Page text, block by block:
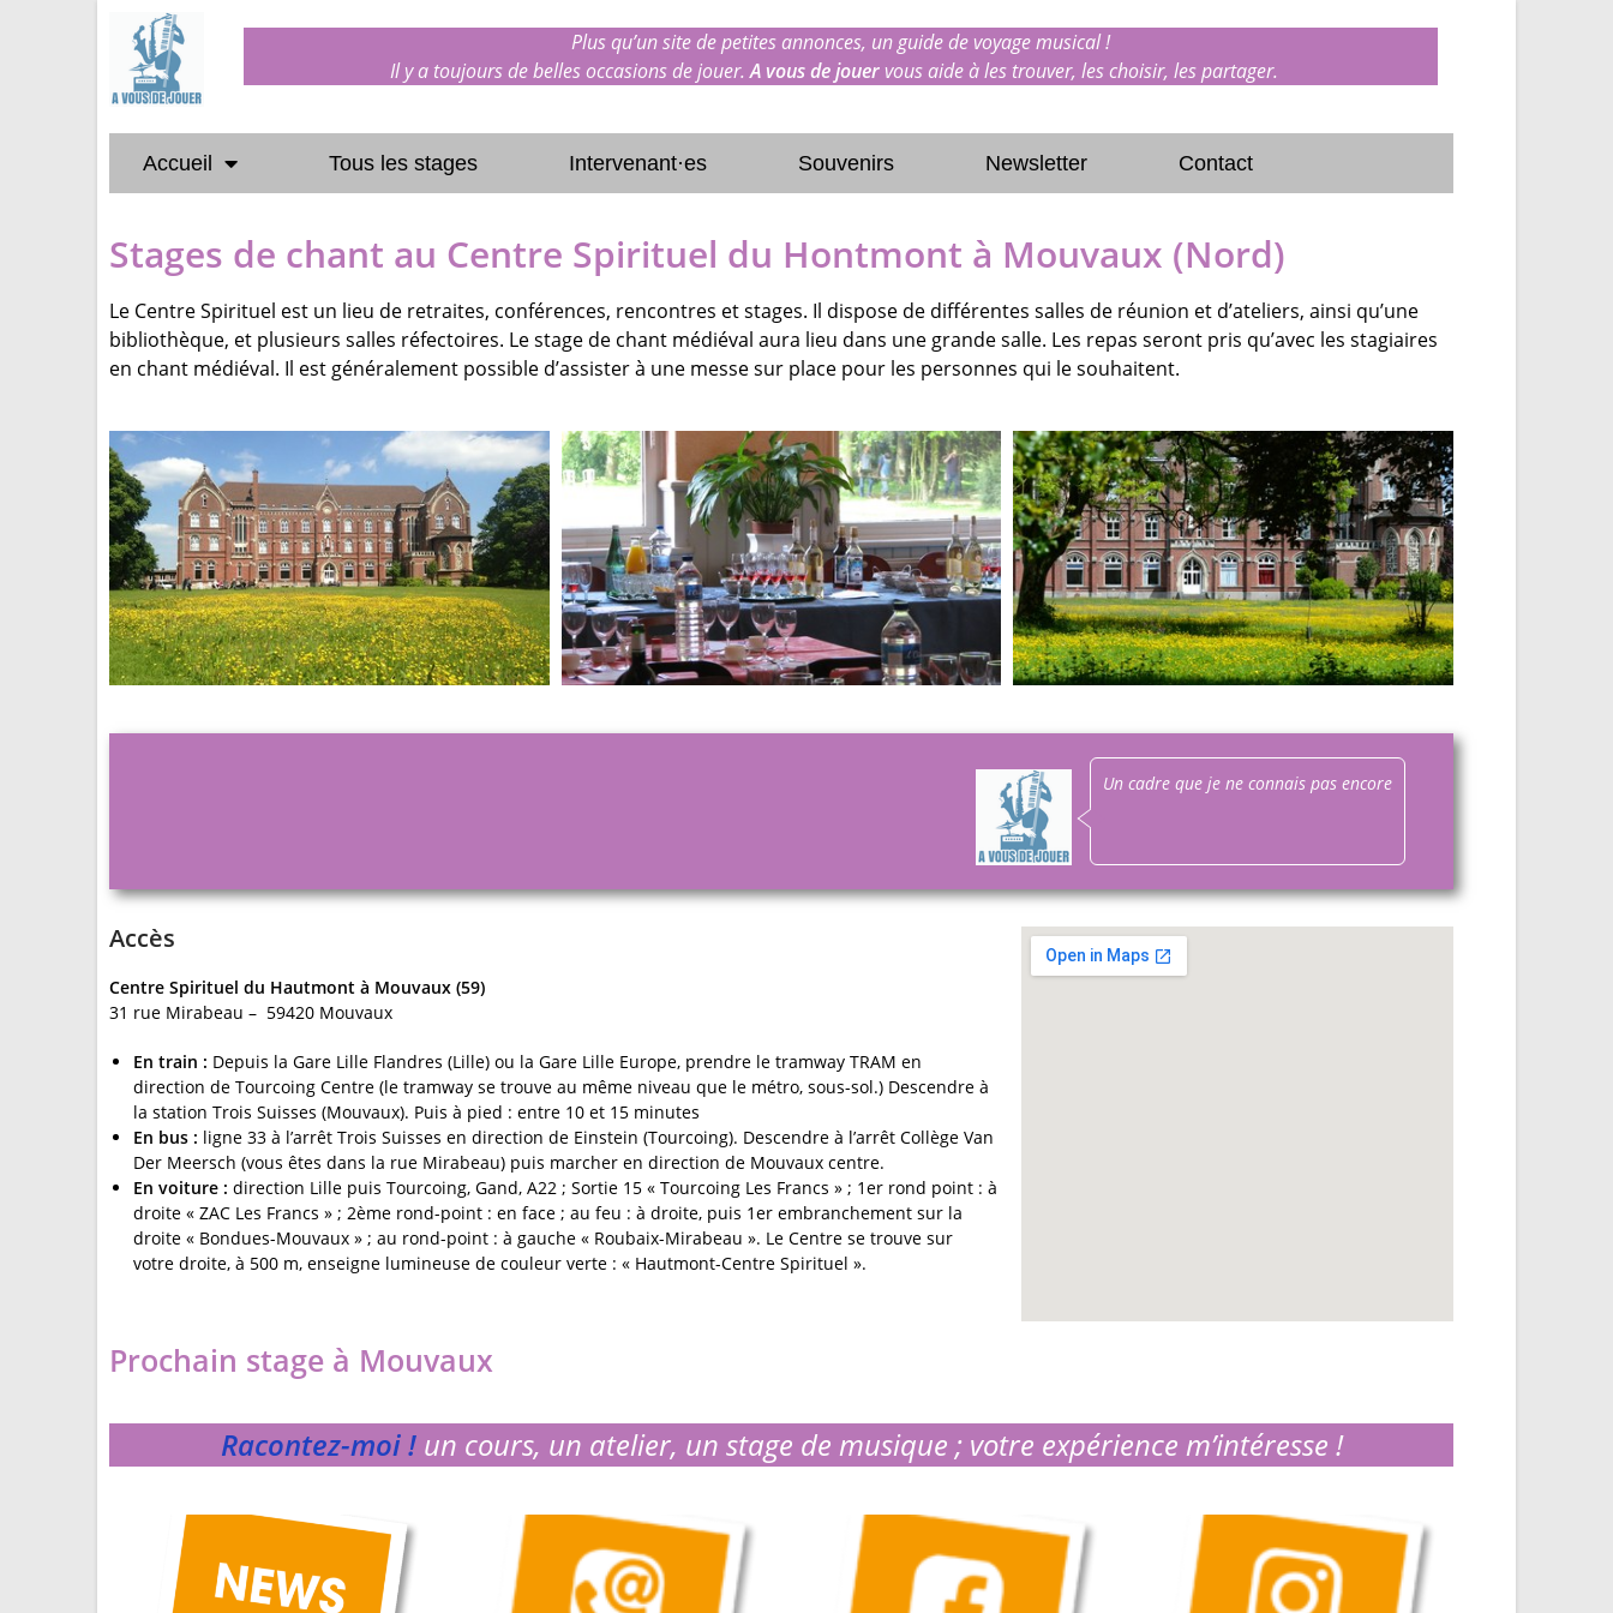
Plus qu’un site de petites annonces, un guide de voyage musical !
Il y a toujours de belles occasions de jouer.A vous de jouervous aide à les trouver, les choisir, les partager.
Accueil Tous les stages Intervenant·es Souvenirs Newsletter Contact
Stages de chant au Centre Spirituel du Hontmont à Mouvaux (Nord)
Le Centre Spirituel est un lieu de retraites, conférences, rencontres et stages. Il dispose de différentes salles de réunion et d’ateliers, ainsi qu’une
bibliothèque, et plusieurs salles réfectoires. Le stage de chant médiéval aura lieu dans une grande salle. Les repas seront pris qu’avec les stagiaires
en chant médiéval. Il est généralement possible d’assister à une messe sur place pour les personnes qui le souhaitent.
Un cadre que je ne connais pas encore
Accès
Centre Spirituel du Hautmont à Mouvaux (59)
31 rue Mirabeau – 59420 Mouvaux
En train : Depuis la Gare Lille Flandres (Lille) ou la Gare Lille Europe, prendre le tramway TRAM en
direction de Tourcoing Centre (le tramway se trouve au même niveau que le métro, sous-sol.) Descendre à
la station Trois Suisses (Mouvaux). Puis à pied : entre 10 et 15 minutes
En bus : ligne 33 à l’arrêt Trois Suisses en direction de Einstein (Tourcoing). Descendre à l’arrêt Collège Van
Der Meersch (vous êtes dans la rue Mirabeau) puis marcher en direction de Mouvaux centre.
En voiture : direction Lille puis Tourcoing, Gand, A22 ; Sortie 15 « Tourcoing Les Francs » ; 1er rond point : à
droite « ZAC Les Francs » ; 2ème rond-point : en face ; au feu : à droite, puis 1er embranchement sur la
droite « Bondues-Mouvaux » ; au rond-point : à gauche « Roubaix-Mirabeau ». Le Centre se trouve sur
votre droite, à 500 m, enseigne lumineuse de couleur verte : « Hautmont-Centre Spirituel ».
Prochain stage à Mouvaux
Racontez-moi ! un cours, un atelier, un stage de musique ; votre expérience m’intéresse !